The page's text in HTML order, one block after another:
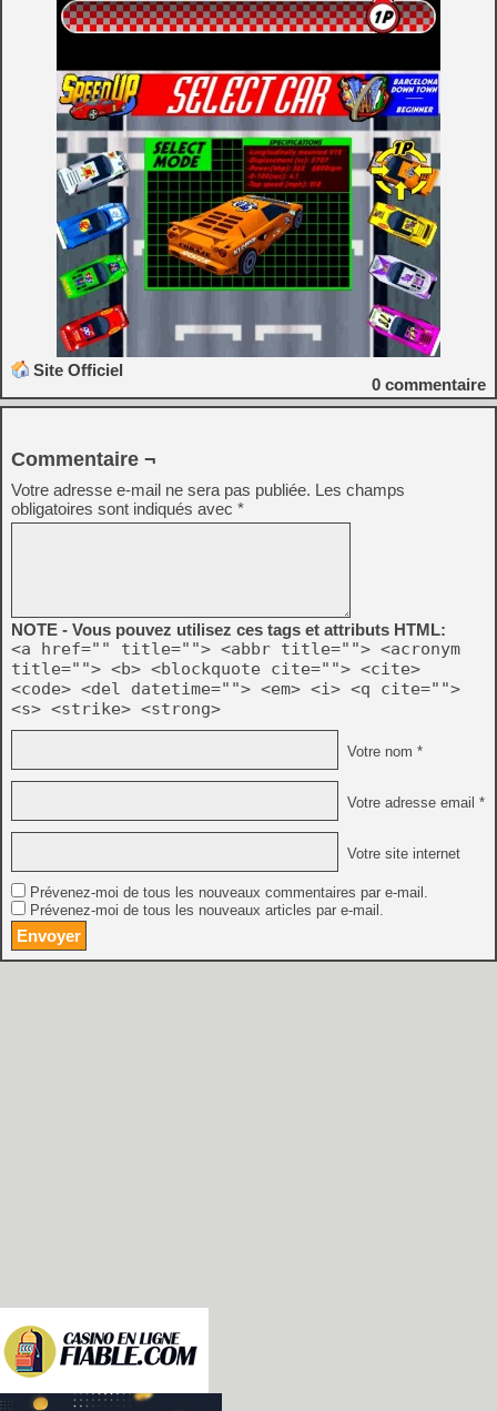
Site Officiel
0 commentaire
Commentaire ¬
Votre adresse e-mail ne sera pas publiée. Les champs
obligatoires sont indiqués avec *
NOTE - Vous pouvez utilisez ces tags et attributs HTML:
<a href="" title=""> <abbr title=""> <acronym
title=""> <b> <blockquote cite=""> <cite>
<code> <del datetime=""> <em> <i> <q cite="">
<s> <strike> <strong>
Votre nom *
Votre adresse email *
Votre site internet
Prévenez-moi de tous les nouveaux commentaires par e-mail.
Prévenez-moi de tous les nouveaux articles par e-mail.